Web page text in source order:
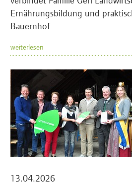
Ernährungsbildung und
Bauernhof
weiterlesen
13.04.2026